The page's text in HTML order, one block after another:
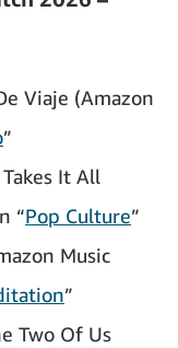
Viaje (Amazon
​”
It All
“Pop Culture​”
Music
​”
Two Of Us